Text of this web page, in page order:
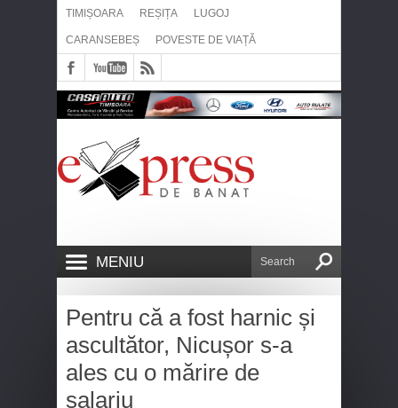
TIMIȘOARA REȘIȚA LUGOJ
CARANSEBEȘ POVESTE DE VIAȚĂ
MENIU
Pentru că a fost harnic și
ascultător, Nicușor s-a
ales cu o mărire de
salariu